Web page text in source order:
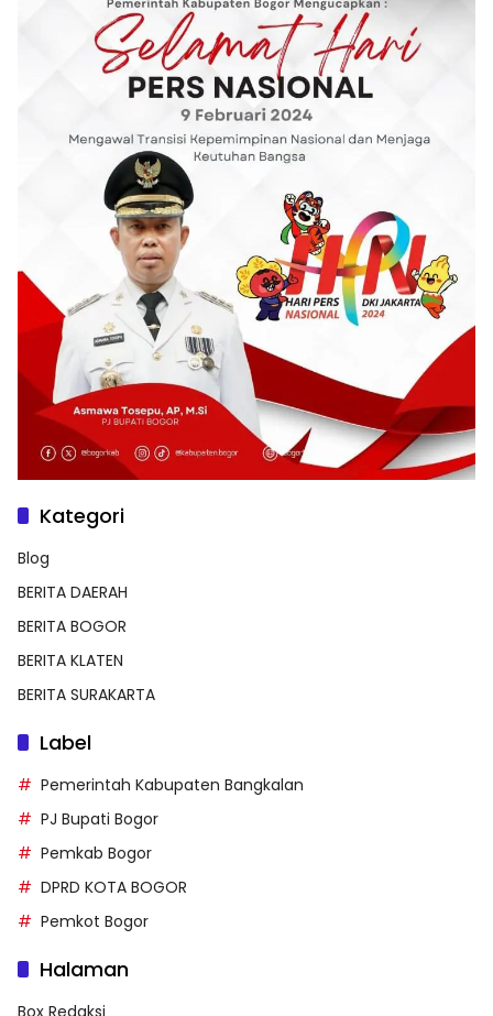
Kategori
Blog
BERITA DAERAH
BERITA BOGOR
BERITA KLATEN
BERITA SURAKARTA
Label
Pemerintah Kabupaten Bangkalan
PJ Bupati Bogor
Pemkab Bogor
DPRD KOTA BOGOR
Pemkot Bogor
Halaman
Box Redaksi